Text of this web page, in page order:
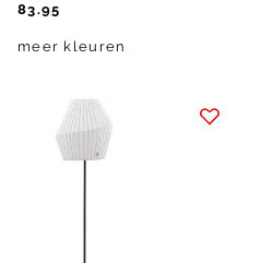
83.95
meer kleuren